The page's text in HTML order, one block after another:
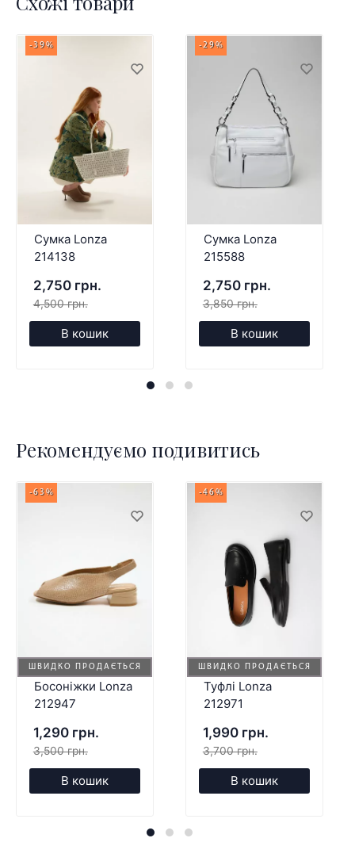
-39%
Сумка Lonza
214138
2,750 грн.
4,500 грн.
В кошик
-29%
Сумка Lonza
215588
2,750 грн.
3,850 грн.
В кошик
Рекомендуємо подивитись
ШВИДКО ПРОДАЄТЬСЯ
-63%
Босоніжки Lonza
212947
1,290 грн.
3,500 грн.
В кошик
ШВИДКО ПРОДАЄТЬСЯ
-46%
Туфлі Lonza
212971
1,990 грн.
3,700 грн.
В кошик